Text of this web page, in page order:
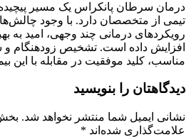
درمان سرطان پانکراس یک مسیر
تیمی از متخصصان دارد. با وجود
رویکردهای درمانی چند وجهی، امید به
افزایش داده است. تشخیص زودهنگام
مناسب، کلید موفقیت در مقابله با این
دیدگاهتان را بنویسید
نشانی ایمیل شما منتشر نخواهد شد.
علامت‌گذاری شده‌اند *